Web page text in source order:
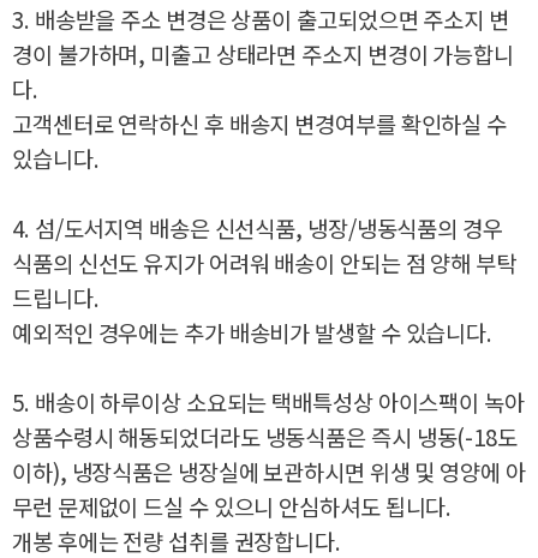
3. 배송받을 주소 변경은 상품이 출고되었으면 주소지 변
경이 불가하며, 미출고 상태라면 주소지 변경이 가능합니
다.
고객센터로 연락하신 후 배송지 변경여부를 확인하실 수
있습니다.
4. 섬/도서지역 배송은 신선식품, 냉장/냉동식품의 경우
식품의 신선도 유지가 어려워 배송이 안되는 점 양해 부탁
드립니다.
예외적인 경우에는 추가 배송비가 발생할 수 있습니다.
5. 배송이 하루이상 소요되는 택배특성상 아이스팩이 녹아
상품수령시 해동되었더라도 냉동식품은 즉시 냉동(-18도
이하), 냉장식품은 냉장실에 보관하시면 위생 및 영양에 아
무런 문제없이 드실 수 있으니 안심하셔도 됩니다.
개봉 후에는 전량 섭취를 권장합니다.